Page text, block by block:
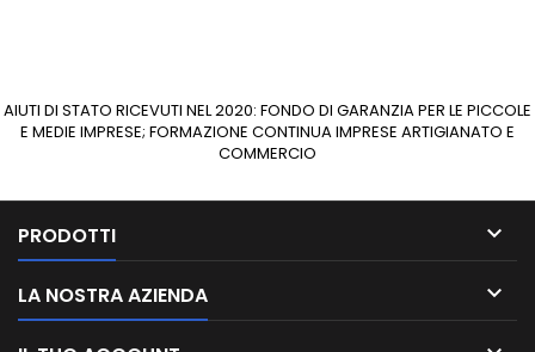
AIUTI DI STATO RICEVUTI NEL 2020: FONDO DI GARANZIA PER LE PICCOLE
E MEDIE IMPRESE; FORMAZIONE CONTINUA IMPRESE ARTIGIANATO E
COMMERCIO
PRODOTTI 
LA NOSTRA AZIENDA 